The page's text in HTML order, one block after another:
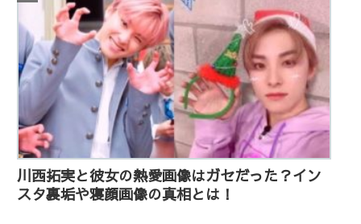
川西拓実と彼女の熱愛画像はガセだった？イン
スタ裏垢や寝顔画像の真相とは！